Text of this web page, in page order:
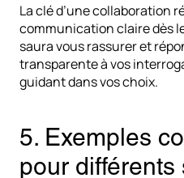
La clé d’une collaboration
communication claire dès
saura vous rassurer et
transparente à vos
guidant dans vos choix.
5. Exemples
pour différents